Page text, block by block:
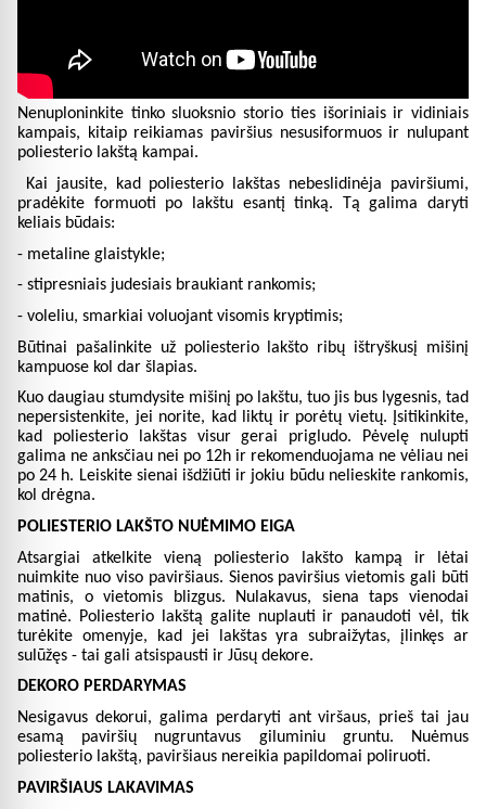
Nenuploninkite tinko sluoksnio storio ties išoriniais ir vidiniais
kampais, kitaip reikiamas paviršius nesusiformuos ir nulupant
poliesterio lakštą kampai.
Kai jausite, kad poliesterio lakštas nebeslidinėja paviršiumi,
pradėkite formuoti po lakštu esantį tinką. Tą galima daryti
keliais būdais:
- metaline glaistykle;
- stipresniais judesiais braukiant rankomis;
- voleliu, smarkiai voluojant visomis kryptimis;
Būtinai pašalinkite už poliesterio lakšto ribų ištryškusį mišinį
kampuose kol dar šlapias.
Kuo daugiau stumdysite mišinį po lakštu, tuo jis bus lygesnis, tad
nepersistenkite, jei norite, kad liktų ir porėtų vietų. Įsitikinkite,
kad poliesterio lakštas visur gerai prigludo. Pėvelę nulupti
galima ne anksčiau nei po 12h ir rekomenduojama ne vėliau nei
po 24 h. Leiskite sienai išdžiūti ir jokiu būdu nelieskite rankomis,
kol drėgna.
POLIESTERIO LAKŠTO NUĖMIMO EIGA
Atsargiai atkelkite vieną poliesterio lakšto kampą ir lėtai
nuimkite nuo viso paviršiaus. Sienos paviršius vietomis gali būti
matinis, o vietomis blizgus. Nulakavus, siena taps vienodai
matinė. Poliesterio lakštą galite nuplauti ir panaudoti vėl, tik
turėkite omenyje, kad jei lakštas yra subraižytas, įlinkęs ar
sulūžęs - tai gali atsispausti ir Jūsų dekore.
DEKORO PERDARYMAS
Nesigavus dekorui, galima perdaryti ant viršaus, prieš tai jau
esamą paviršių nugruntavus giluminiu gruntu. Nuėmus
poliesterio lakštą, paviršiaus nereikia papildomai poliruoti.
PAVIRŠIAUS LAKAVIMAS